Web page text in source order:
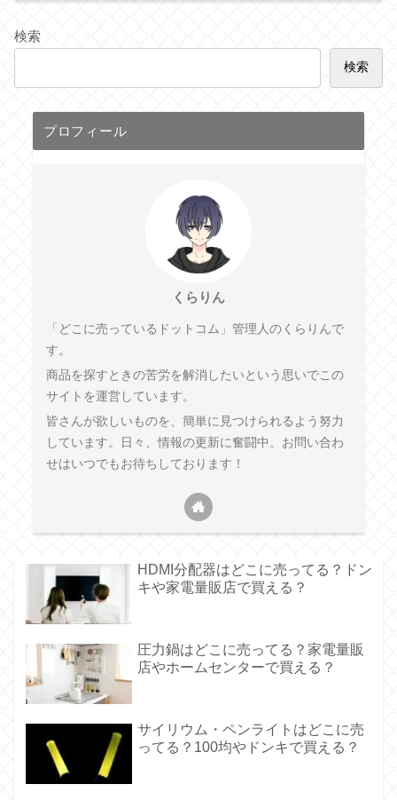
検索
検索
プロフィール
くらりん
「どこに売っているドットコム」管理人のくらりんで
す。
商品を探すときの苦労を解消したいという思いでこの
サイトを運営しています。
皆さんが欲しいものを、簡単に見つけられるよう努力
しています。日々、情報の更新に奮闘中。お問い合わ
せはいつでもお待ちしております！
HDMI分配器はどこに売ってる？ドン
キや家電量販店で買える？
圧力鍋はどこに売ってる？家電量販
店やホームセンターで買える？
サイリウム・ペンライトはどこに売
ってる？100均やドンキで買える？